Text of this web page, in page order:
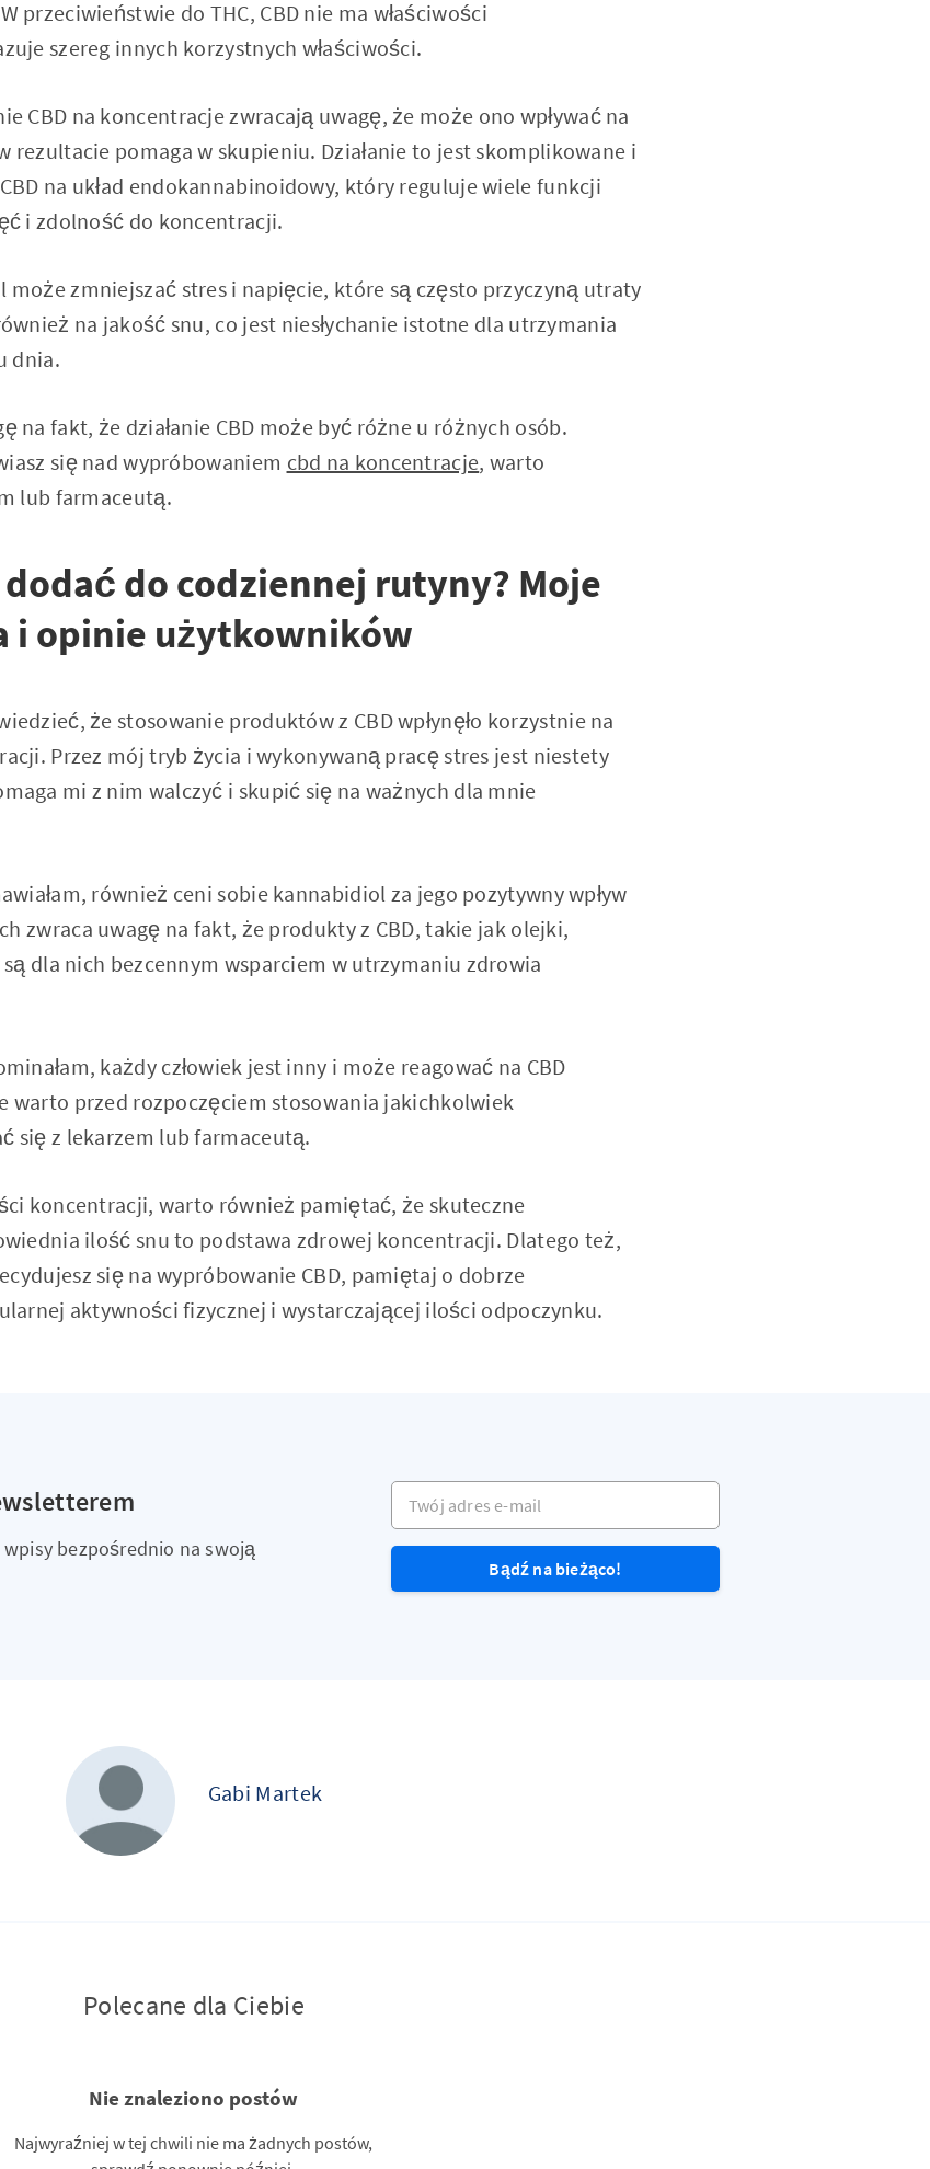
przeciwieństwie do THC, CBD nie ma właściwości
szereg innych korzystnych właściwości.
CBD na koncentracje zwracają uwagę, że może ono wpływać na
rezultacie pomaga w skupieniu. Działanie to jest skomplikowane i
na układ endokannabinoidowy, który reguluje wiele funkcji
i zdolność do koncentracji.
zmniejszać stres i napięcie, które są często przyczyną utraty
na jakość snu, co jest niesłychanie istotne dla utrzymania
dnia.
na fakt, że działanie CBD może być różne u różnych osób.
się nad wypróbowaniem cbd na koncentracje, warto
lub farmaceutą.
dodać do codziennej rutyny? Moje
i opinie użytkowników
że stosowanie produktów z CBD wpłynęło korzystnie na
Przez mój tryb życia i wykonywaną pracę stres jest niestety
mi z nim walczyć i skupić się na ważnych dla mnie
również ceni sobie kannabidiol za jego pozytywny wpływ
zwraca uwagę na fakt, że produkty z CBD, takie jak olejki,
dla nich bezcennym wsparciem w utrzymaniu zdrowia
każdy człowiek jest inny i może reagować na CBD
warto przed rozpoczęciem stosowania jakichkolwiek
się z lekarzem lub farmaceutą.
koncentracji, warto również pamiętać, że skuteczne
ilość snu to podstawa zdrowej koncentracji. Dlatego też,
się na wypróbowanie CBD, pamiętaj o dobrze
aktywności fizycznej i wystarczającej ilości odpoczynku.
bezpośrednio na swoją
Twój adres e-mail
Bądź na bieżąco!
Gabi Martek
Polecane dla Ciebie
Nie znaleziono postów
Najwyraźniej w tej chwili nie ma żadnych postów,